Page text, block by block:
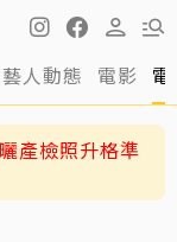
藝人動態 電影
產檢照升格準